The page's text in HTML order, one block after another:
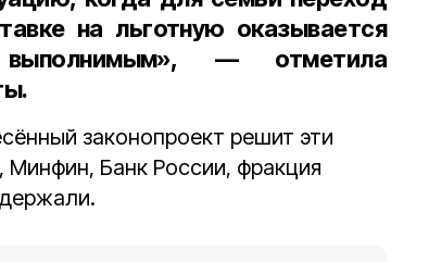
на льготную оказывается
— отметила
законопроект решит эти
Банк России, фракция